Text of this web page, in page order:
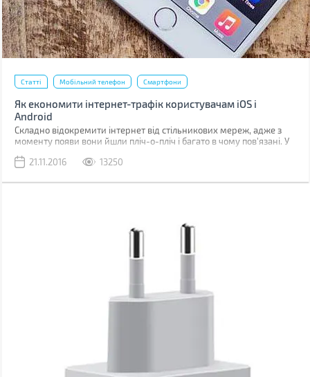
Статті Мобільний телефон Смартфони
Як економити інтернет-трафік користувачам iOS і
Android
Складно відокремити інтернет від стільникових мереж, адже з
моменту появи вони йшли пліч-о-пліч і багато в чому пов'язані. У
інтернет-провайдери пропонували пакети з лімітованою кількістю
21.11.2016 13250